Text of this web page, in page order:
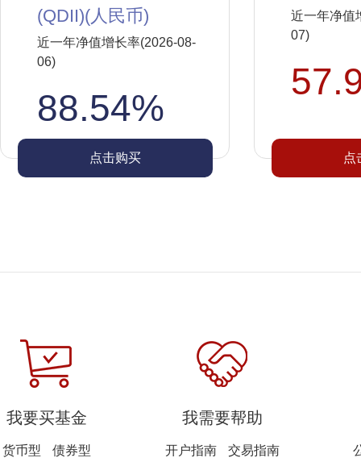
(QDII)(人民币)
近一年净值增长率(2026-08-
06)
88.54%
点击购买
近一年净值
07)
点
我要买基金
货币型 债券型
我需要帮助
开户指南 交易指南